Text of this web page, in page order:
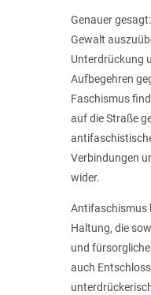
Genauer
Gewalt
Unterdrückung
Aufbegehren
Faschismus
auf die Straße
Verbindungen
wider.
Antifaschismus
Haltung, die
und
auch